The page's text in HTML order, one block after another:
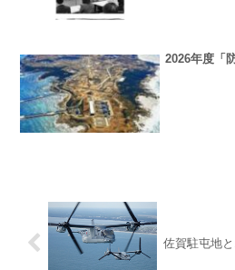
2026年度「
佐賀駐屯地